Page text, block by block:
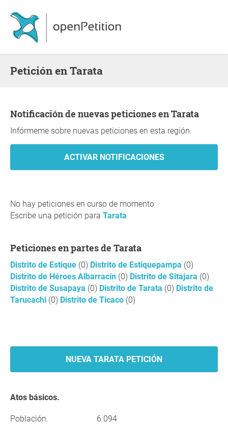
Petición en Tarata
Notificación de nuevas peticiones en Tarata
Infórmeme sobre nuevas peticiones en esta región.
No hay peticiones en curso de momento
Escribe una petición para Tarata
Peticiones en partes de Tarata
Distrito de Estique (0) Distrito de Estiquepampa (0)
Distrito de Héroes Albarracín (0) Distrito de Sitajara (0)
Distrito de Susapaya (0) Distrito de Tarata (0) Distrito de
Tarucachi (0) Distrito de Ticaco (0)
NUEVA TARATA PETICIÓN
Atos básicos.
Población. 6.094